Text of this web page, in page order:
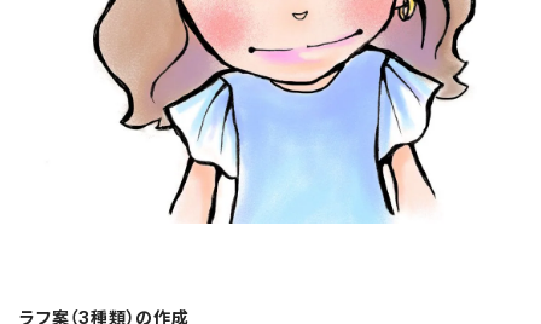
ラフ案（3種類）の作成